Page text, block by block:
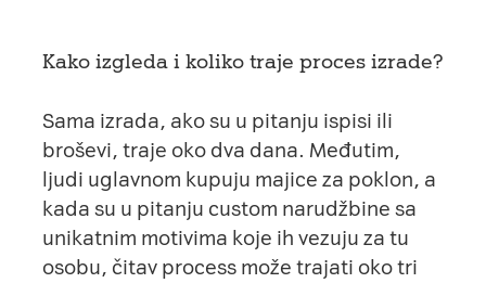
Kako izgleda i koliko traje proces izrade?
Sama izrada, ako su u pitanju ispisi ili
broševi, traje oko dva dana. Međutim,
ljudi uglavnom kupuju majice za poklon, a
kada su u pitanju custom narudžbine sa
unikatnim motivima koje ih vezuju za tu
osobu, čitav process može trajati oko tri